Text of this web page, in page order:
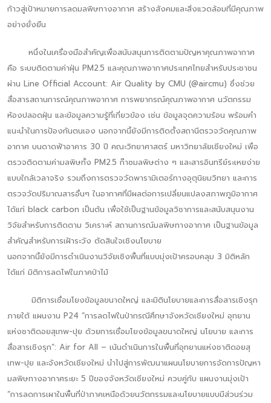
ก้าวสู่เป้าหมายการลดมลพิษทางอากาศ สร้างสังคมและสิ่งแวดล้อมที่มีคุณภาพ
อย่างยั่งยืน
หนึ่งในเครื่องมือสำคัญเพื่อสนับสนุนการติดตามปัญหาคุณภาพอากาศ
คือ ระบบติดตามค่าฝุ่น PM2.5 และคุณภาพอากาศประเทศไทยสำหรับประชาชน
ผ่าน Line Official Account: Air Quality by CMU (@aircmu) ซึ่งช่วย
สื่อสารสถานการณ์คุณภาพอากาศ การพยากรณ์คุณภาพอากาศ นวัตกรรม
ห้องปลอดฝุ่น และข้อมูลความรู้ที่เกี่ยวข้อง เช่น ข้อมูลจุดความร้อน พร้อมคำ
แนะนำในการป้องกันตนเอง นอกจากนี้ยังมีการติดตั้งสถานีตรวจวัดคุณภาพ
อากาศ บนดาดฟ้าอาคาร 30 ปี คณะวิทยาศาสตร์ มหาวิทยาลัยเชียงใหม่ เพื่อ
ตรวจติดตามค่ามลพิษทั้ง PM2.5 ก๊าซมลพิษต่าง ๆ และสารอินทรีย์ระเหยง่าย
แบบใกล้เวลาจริง รวมถึงการตรวจวัดพารามิเตอร์ทางอุตุนิยมวิทยา และการ
ตรวจวัดปริมาณสารอื่นๆ ในอากาศที่มีผลต่อการเปลี่ยนแปลงสภาพภูมิอากาศ
ได้แก่ black carbon เป็นต้น เพื่อใช้เป็นฐานข้อมูลวิชาการและสนับสนุนงาน
วิจัยสำหรับการติดตาม วิเคราะห์ สถานการณ์มลพิษทางอากาศ เป็นฐานข้อมูล
สำคัญสำหรับการเฝ้าระวัง ตัดสินใจเชิงนโยบาย
นอกจากนี้ยังมีการดำเนินงานวิจัยเชิงพื้นที่แบบมุ่งเป้าครอบคลุม 3 มิติหลัก
ได้แก่ มิติการลดไฟในภาคป่าไม้
มิติการเชื่อมโยงข้อมูลขนาดใหญ่ และมิตินโยบายและการสื่อสารเชิงรุก
ภายใต้ แผนงาน P24 “การลดไฟในป่ากรณีศึกษาจังหวัดเชียงใหม่ อุทยาน
แห่งชาติดอยสุเทพ-ปุย ด้วยการเชื่อมโยงข้อมูลขนาดใหญ่ นโยบาย และการ
สื่อสารเชิงรุก”: Air for All – เน้นดำเนินการในพื้นที่อุทยานแห่งชาติดอยสุ
เทพ-ปุย และจังหวัดเชียงใหม่ นำไปสู่การพัฒนาแผนนโยบายการจัดการปัญหา
มลพิษทางอากาศระยะ 5 ปีของจังหวัดเชียงใหม่ ควบคู่กับ แผนงานมุ่งเป้า
“การลดการเผาในพื้นที่ป่าภาคเหนือด้วยนวัตกรรมและนโยบายแบบมีส่วนร่วม